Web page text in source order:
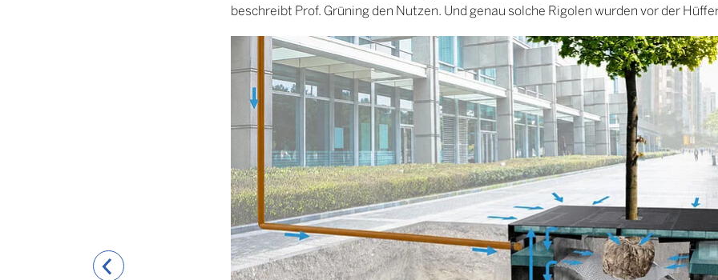
beschreibt Prof. Grüning den Nutzen. Und genau solche Rigolen wurden vor der